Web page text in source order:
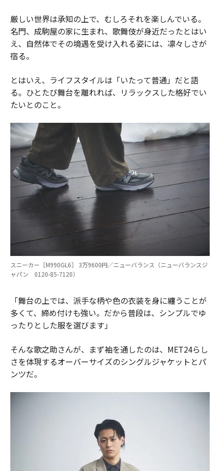
厳しい世界は承知の上で、むしろそれを楽しんでいる。
名門、成駒屋の家に生まれ、歌舞伎が身近だったとはい
え、自然体でその境遇を受け入れる姿には、凛々しさが
宿る。
とはいえ、ライフスタイルは「いたって普通」だと語
る。ひとたび舞台を離れれば、リラックスした格好でい
たいとのこと。
スニーカー［M990GL6］ 3万9600円／ニューバランス（ニューバランスジ
ャパン 0120-85-7120）
「舞台の上では、派手な柄や色の衣装を身に纏うことが
多くて、締め付けも強い。だから普段は、シンプルでゆ
ったりとした服を選びます」
そんな歌之助さんが、まず袖を通したのは、MET24らし
さを体現するオーバーサイズのシングルジャケットとパ
ンツだ。